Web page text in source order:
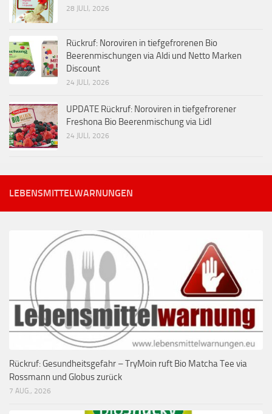
28 JULI, 2026
Rückruf: Noroviren in tiefgefrorenen Bio
Beerenmischungen via Aldi und Netto Marken
Discount
24 JULI, 2026
UPDATE Rückruf: Noroviren in tiefgefrorener
Freshona Bio Beerenmischung via Lidl
24 JULI, 2026
LEBENSMITTELWARNUNGEN
Rückruf: Gesundheitsgefahr – TryMoin ruft Bio Matcha Tee via
Rossmann und Globus zurück
7 AUG., 2026